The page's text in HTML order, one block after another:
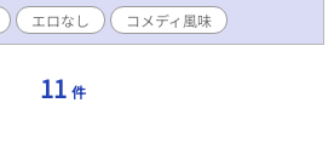
てました！ 猫の学園長の陰謀によって
句、卒業するまで帰れません！ 魔術マ
今あがる！ ネタレベルのホモからガチ
エロなし コメディ風味
11 件